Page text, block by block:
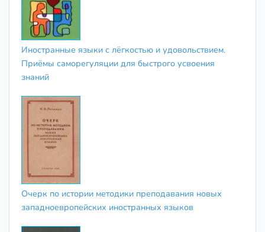
Иностранные языки с лёгкостью и удовольствием.
Приёмы саморегуляции для быстрого усвоения
знаний
Очерк по истории методики преподавания новых
западноевропейских иностранных языков